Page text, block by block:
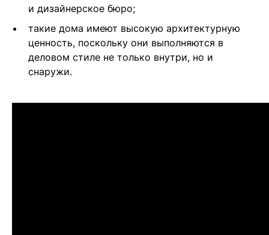
и дизайнерское бюро;
такие дома имеют высокую архитектурную
ценность, поскольку они выполняются в
деловом стиле не только внутри, но и
снаружи.